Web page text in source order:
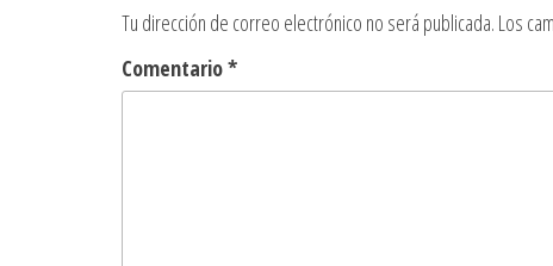
Tu dirección de correo electrónico no será publicada. Los
Comentario*